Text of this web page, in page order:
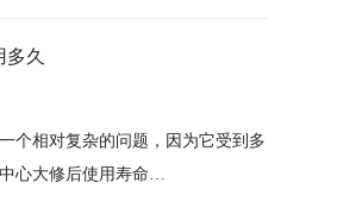
久
个相对复杂的问题，因为它受到多
心大修后使用寿命…